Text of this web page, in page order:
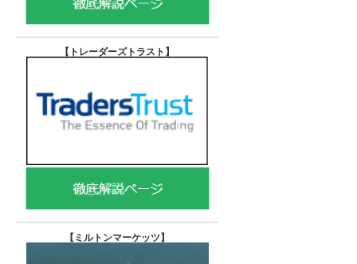
【トレーダーズトラスト 】
【 ミルトンマーケッツ】